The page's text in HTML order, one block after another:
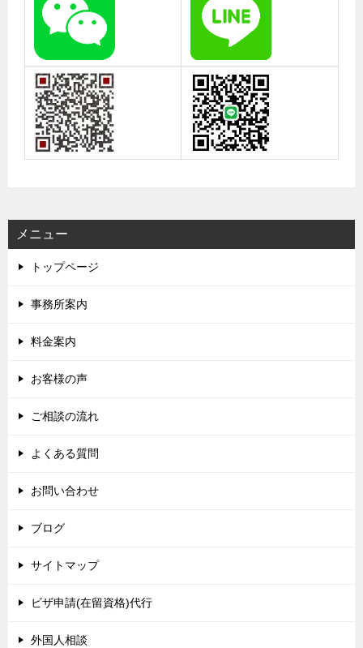
メニュー
トップページ
事務所案内
料金案内
お客様の声
ご相談の流れ
よくある質問
お問い合わせ
ブログ
サイトマップ
ビザ申請(在留資格)代行
外国人相談